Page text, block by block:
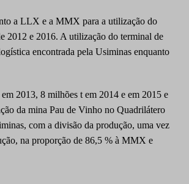
a LLX e a MMX para a utilização do
2012 e 2016. A utilização do terminal de
encontrada pela Usiminas enquanto
2013, 8 milhões t em 2014 e em 2015 e
da mina Pau de Vinho no Quadrilátero
com a divisão da produção, uma vez
na proporção de 86,5 % à MMX e